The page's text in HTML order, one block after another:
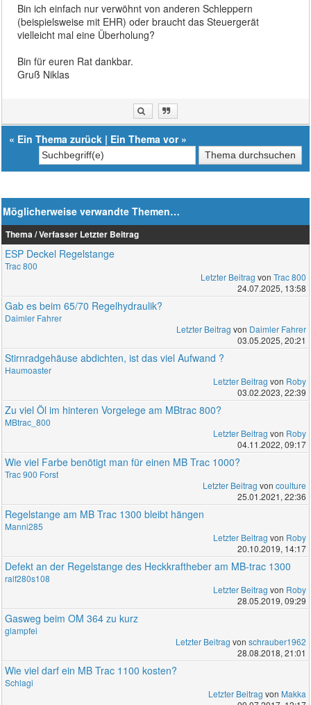
Bin ich einfach nur verwöhnt von anderen Schleppern
(beispielsweise mit EHR) oder braucht das Steuergerät
vielleicht mal eine Überholung?
Bin für euren Rat dankbar.
Gruß Niklas
« Ein Thema zurück | Ein Thema vor»
Möglicherweise verwandte Themen…
Thema / Verfasser Letzter Beitrag
ESP Deckel Regelstange
Trac 800
Letzter Beitrag von Trac 800
24.07.2025, 13:58
Gab es beim 65/70 Regelhydraulik?
Daimler Fahrer
Letzter Beitrag von Daimler Fahrer
03.05.2025, 20:21
Stirnradgehäuse abdichten, ist das viel Aufwand ?
Haumoaster
Letzter Beitrag von Roby
03.02.2023, 22:39
Zu viel Öl im hinteren Vorgelege am MBtrac 800?
MBtrac_800
Letzter Beitrag von Roby
04.11.2022, 09:17
Wie viel Farbe benötigt man für einen MB Trac 1000?
Trac 900 Forst
Letzter Beitrag von coulture
25.01.2021, 22:36
Regelstange am MB Trac 1300 bleibt hängen
Manni285
Letzter Beitrag von Roby
20.10.2019, 14:17
Defekt an der Regelstange des Heckkraftheber am MB-trac 1300
ralf280s108
Letzter Beitrag von Roby
28.05.2019, 09:29
Gasweg beim OM 364 zu kurz
glampfei
Letzter Beitrag von schrauber1962
28.08.2018, 21:01
Wie viel darf ein MB Trac 1100 kosten?
Schlagi
Letzter Beitrag von Makka